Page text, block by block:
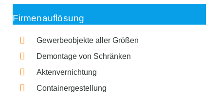
Firmenauflösung
Gewerbeobjekte aller Größen
Demontage von Schränken
Aktenvernichtung
Containergestellung